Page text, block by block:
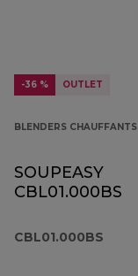
-36 % OUTLET
BLENDERS CHAUFFANTS
SOUPEASY
CBL01.000BS
CBL01.000BS